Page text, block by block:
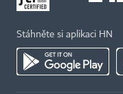
Stáhněte si aplikaci HN